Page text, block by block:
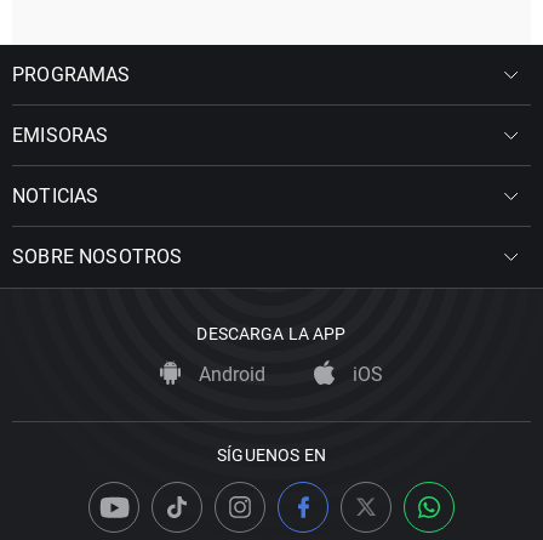
PROGRAMAS
EMISORAS
NOTICIAS
SOBRE NOSOTROS
DESCARGA LA APP
Android iOS
SÍGUENOS EN